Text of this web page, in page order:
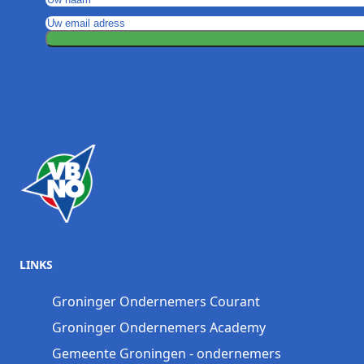
LINKS
Groninger Ondernemers Courant
Groninger Ondernemers Academy
Gemeente Groningen - ondernemers